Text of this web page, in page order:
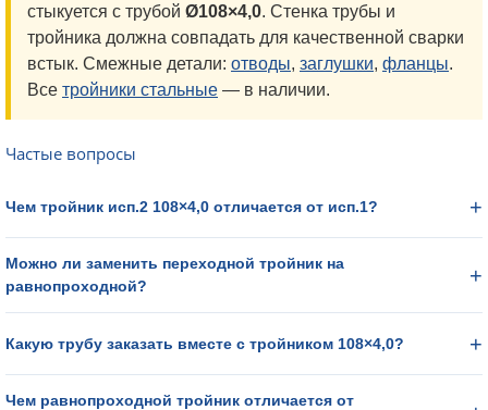
стыкуется с трубой Ø108×4,0. Стенка трубы и
тройника должна совпадать для качественной сварки
встык. Смежные детали: отводы, заглушки, фланцы.
Все тройники стальные — в наличии.
Частые вопросы
Чем тройник исп.2 108×4,0 отличается от исп.1?
Можно ли заменить переходной тройник на
равнопроходной?
Какую трубу заказать вместе с тройником 108×4,0?
Чем равнопроходной тройник отличается от